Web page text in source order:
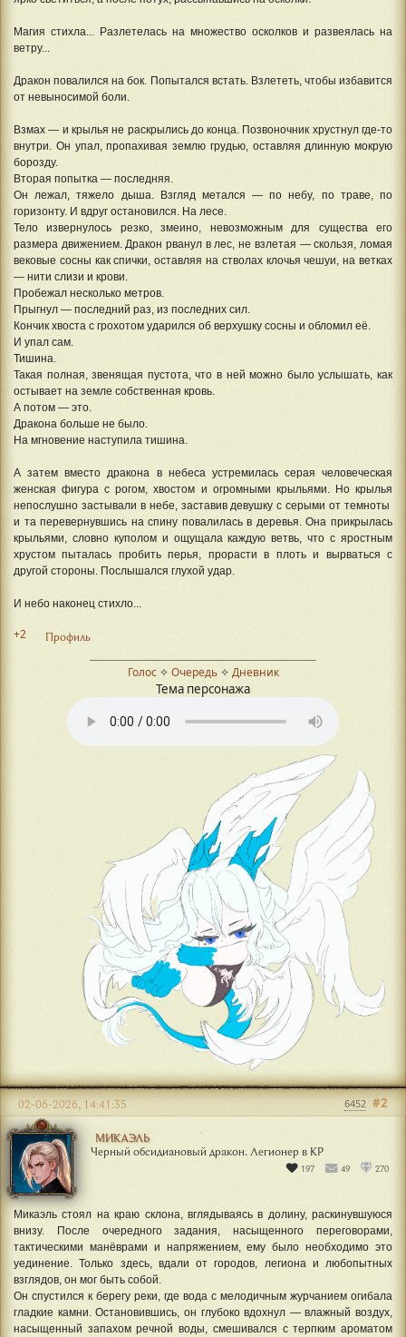
Магия стихла... Разлетелась на множество осколков и развеялась на
ветру...
Дракон повалился на бок. Попытался встать. Взлететь, чтобы избавится
от невыносимой боли.
Взмах — и крылья не раскрылись до конца. Позвоночник хрустнул где-то
внутри. Он упал, пропахивая землю грудью, оставляя длинную мокрую
борозду.
Вторая попытка — последняя.
Он лежал, тяжело дыша. Взгляд метался — по небу, по траве, по
горизонту. И вдруг остановился. На лесе.
Тело извернулось резко, змеино, невозможным для существа его
размера движением. Дракон рванул в лес, не взлетая — скользя, ломая
вековые сосны как спички, оставляя на стволах клочья чешуи, на ветках
— нити слизи и крови.
Пробежал несколько метров.
Прыгнул — последний раз, из последних сил.
Кончик хвоста с грохотом ударился об верхушку сосны и обломил её.
И упал сам.
Тишина.
Такая полная, звенящая пустота, что в ней можно было услышать, как
остывает на земле собственная кровь.
А потом — это.
Дракона больше не было.
На мгновение наступила тишина.
А затем вместо дракона в небеса устремилась серая человеческая
женская фигура с рогом, хвостом и огромными крыльями. Но крылья
непослушно застывали в небе, заставив девушку с серыми от темноты
и та перевернувшись на спину повалилась в деревья. Она прикрылась
крыльями, словно куполом и ощущала каждую ветвь, что с яростным
хрустом пыталась пробить перья, прорасти в плоть и вырваться с
другой стороны. Послышался глухой удар.
И небо наконец стихло...
+2 Профиль
Голос✧ Очередь✧ Дневник
МИКАЭЛЬ
Черный обсидиановый дракон. Легионер в КР
197 49 270
#2
02-06-2026, 14:41:35 6452
Микаэль стоял на краю склона, вглядываясь в долину, раскинувшуюся
внизу. После очередного задания, насыщенного переговорами,
тактическими манёврами и напряжением, ему было необходимо это
уединение. Только здесь, вдали от городов, легиона и любопытных
взглядов, он мог быть собой.
Он спустился к берегу реки, где вода с мелодичным журчанием огибала
гладкие камни. Остановившись, он глубоко вдохнул — влажный воздух,
насыщенный запахом речной воды, смешивался с терпким ароматом